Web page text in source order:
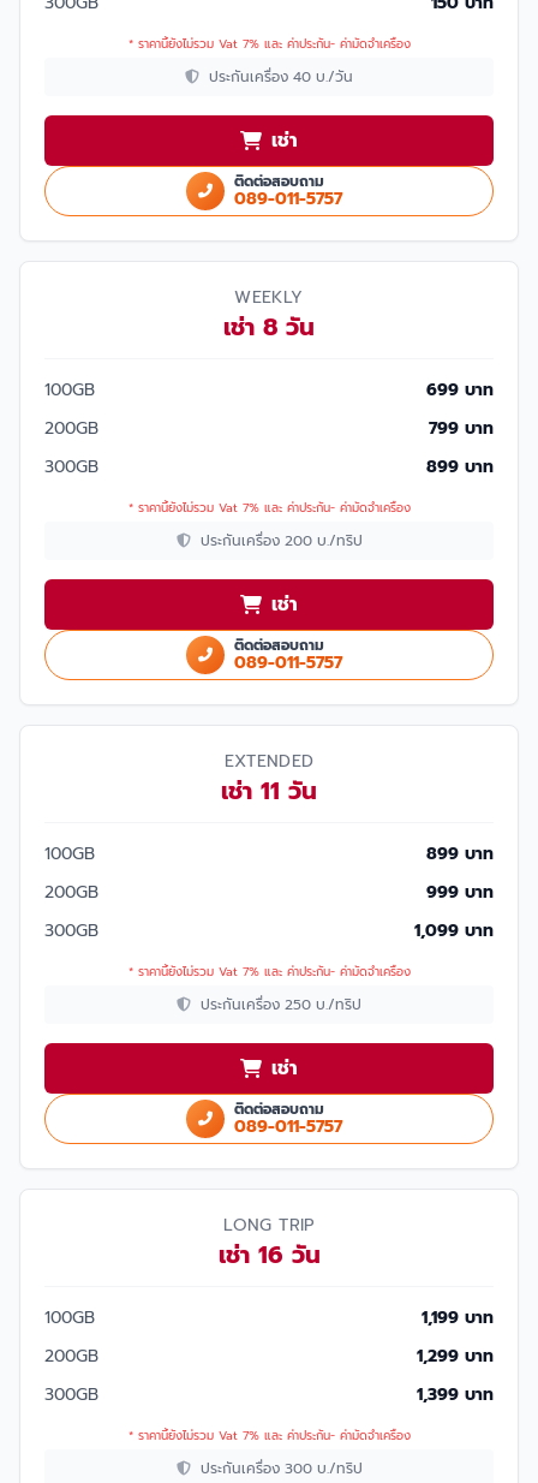
* ราคานี้ยังไม่รวม Vat 7% และ ค่าประกัน- ค่ามัดจำเครื่อง
ประกันเครื่อง 40 บ./วัน
เช่า
ติดต่อสอบถาม
089-011-5757
WEEKLY
เช่า 8 วัน
100GB
699 บาท
200GB
799 บาท
300GB
899 บาท
* ราคานี้ยังไม่รวม Vat 7% และ ค่าประกัน- ค่ามัดจำเครื่อง
ประกันเครื่อง 200 บ./ทริป
เช่า
ติดต่อสอบถาม
089-011-5757
EXTENDED
เช่า 11 วัน
100GB
899 บาท
200GB
999 บาท
300GB
1,099 บาท
* ราคานี้ยังไม่รวม Vat 7% และ ค่าประกัน- ค่ามัดจำเครื่อง
ประกันเครื่อง 250 บ./ทริป
เช่า
ติดต่อสอบถาม
089-011-5757
LONG TRIP
เช่า 16 วัน
100GB
1,199 บาท
200GB
1,299 บาท
300GB
1,399 บาท
* ราคานี้ยังไม่รวม Vat 7% และ ค่าประกัน- ค่ามัดจำเครื่อง
ประกันเครื่อง 300 บ./ทริป